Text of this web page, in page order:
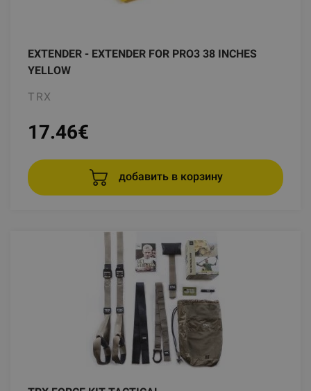
EXTENDER - EXTENDER FOR PRO3 38 INCHES
YELLOW
TRX
17.46€
добавить в корзину